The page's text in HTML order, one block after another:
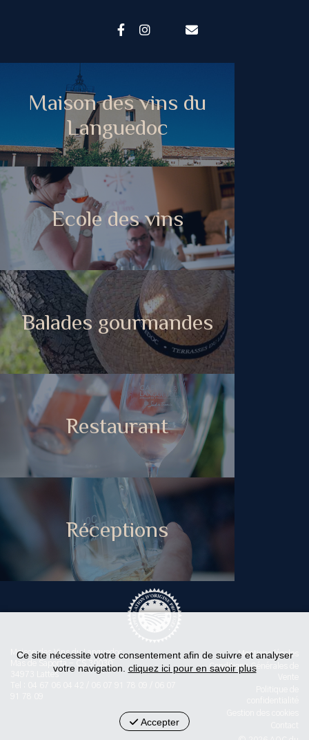
Maison des vins du
Languedoc
Ecole des vins
Balades gourmandes
Restaurant
Réceptions
Maison des Vins du Languedoc
Mas de Saporta - CS 30030
Mentions légales
Conditions Générales de
Ce site nécessite votre consentement afin de suivre et analyser
votre navigation. cliquez ici pour en savoir plus
Accepter